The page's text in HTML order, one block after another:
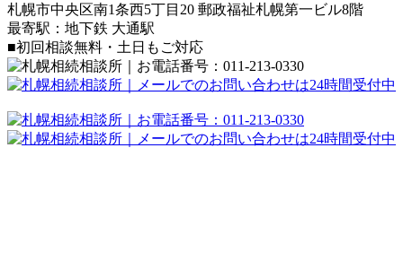
札幌市中央区南1条西5丁目20 郵政福祉札幌第一ビル8階
最寄駅：地下鉄 大通駅
■初回相談無料・土日もご対応